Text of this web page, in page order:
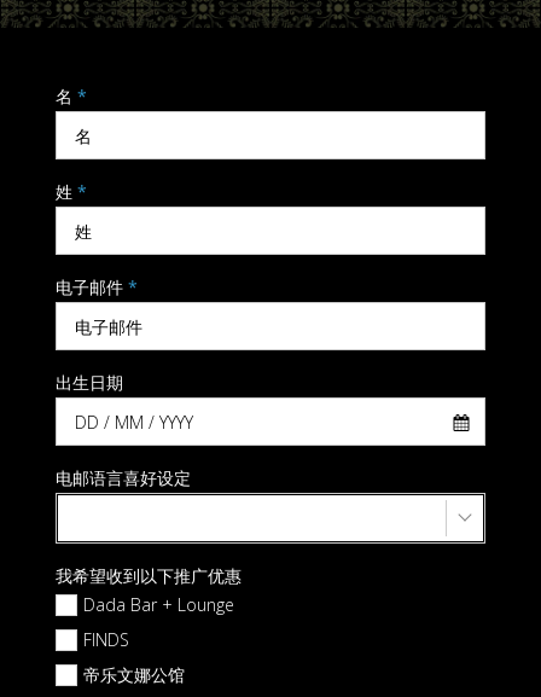
名 *
姓 *
电子邮件 *
出生日期
电邮语言喜好设定
我希望收到以下推广优惠
Dada Bar + Lounge
FINDS
帝乐文娜公馆